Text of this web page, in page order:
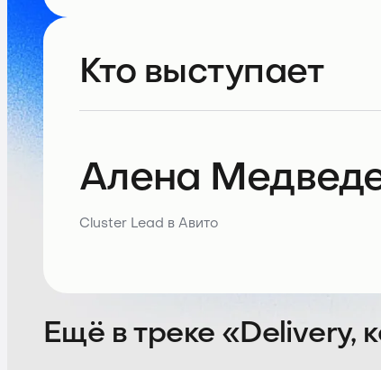
Кто выступает
Алена
Cluster Lead в Авито
Ещё в треке «Delivery,